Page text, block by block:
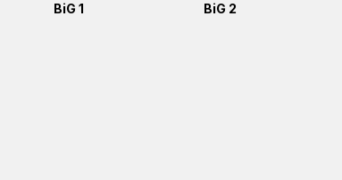
BiG 1 BiG 2